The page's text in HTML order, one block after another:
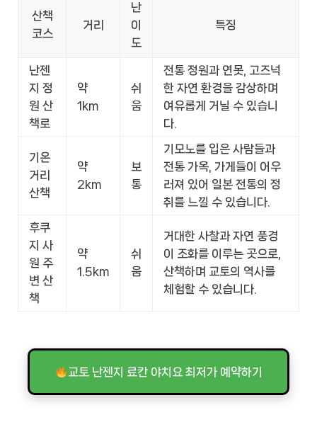
산책
코스
거리
난
이
도
특징
난젠
지 정
원 산
책로
약
1km
쉬
움
전통 정원과 연못, 고즈넉
한 자연 환경을 감상하며
여유롭게 거닐 수 있습니
다.
기온
거리
산책
약
2km
보
통
기모노를 입은 사람들과
전통 가옥, 가게들이 어우
러져 있어 일본 전통의 정
취를 느낄 수 있습니다.
후쿠
지 사
원 주
변 산
책
약
1.5km
쉬
움
거대한 사찰과 자연 풍경
이 조화를 이루는 곳으로,
산책하며 교토의 역사를
체험할 수 있습니다.
교토 난젠지 료칸 야치요 최저가 예약하기